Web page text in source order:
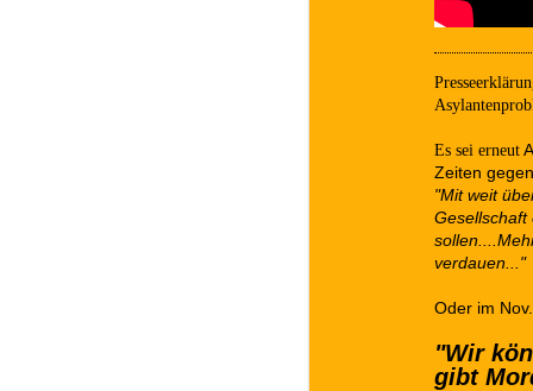
Es sei erneut
Zeiten
"Mit weit
Gesellschaft
verdauen..."
Oder im
"Wir
gibt